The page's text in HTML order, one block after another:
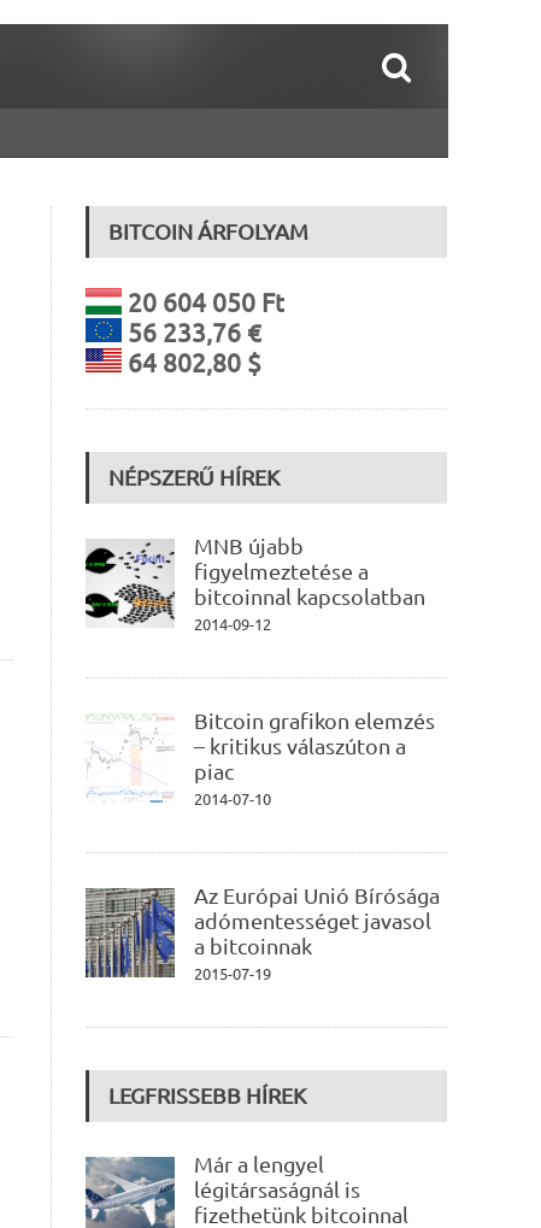
BITCOIN ÁRFOLYAM
20 604 050 Ft
56 233,76 €
64 802,80 $
NÉPSZERŰ HÍREK
MNB újabb
figyelmeztetése a
bitcoinnal kapcsolatban
2014-09-12
Bitcoin grafikon elemzés
– kritikus válaszúton a
piac
2014-07-10
Az Európai Unió Bírósága
adómentességet javasol
a bitcoinnak
2015-07-19
LEGFRISSEBB HÍREK
Már a lengyel
légitársaságnál is
fizethetünk bitcoinnal